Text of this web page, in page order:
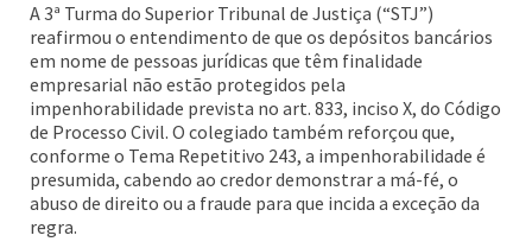
A 3ª Turma do Superior Tribunal de Justiça (“STJ”)
reafirmou o entendimento de que os depósitos bancários
em nome de pessoas jurídicas que têm finalidade
empresarial não estão protegidos pela
impenhorabilidade prevista no art. 833, inciso X, do Código
de Processo Civil. O colegiado também reforçou que,
conforme o Tema Repetitivo 243, a impenhorabilidade é
presumida, cabendo ao credor demonstrar a má-fé, o
abuso de direito ou a fraude para que incida a exceção da
regra.